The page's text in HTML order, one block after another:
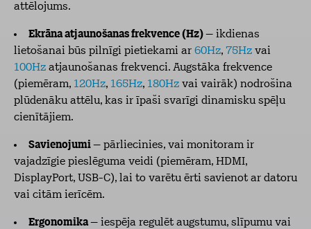
attēlojums.
Ekrāna atjaunošanas frekvence (Hz)– ikdienas
lietošanai būs pilnīgi pietiekami ar 60Hz, 75Hz vai
100Hz atjaunošanas frekvenci. Augstāka frekvence
(piemēram, 120Hz, 165Hz, 180Hz vai vairāk) nodrošina
plūdenāku attēlu, kas ir īpaši svarīgi dinamisku spēļu
cienītājiem.
Savienojumi– pārliecinies, vai monitoram ir
vajadzīgie pieslēguma veidi (piemēram, HDMI,
DisplayPort, USB-C), lai to varētu ērti savienot ar datoru
vai citām ierīcēm.
Ergonomika– iespēja regulēt augstumu, slīpumu vai